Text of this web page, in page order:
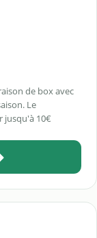
de box avec
Le
jusqu'à 10€